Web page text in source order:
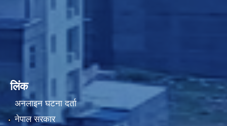
लिंक
अनलाइन घटना दर्ता
नेपाल सरकार